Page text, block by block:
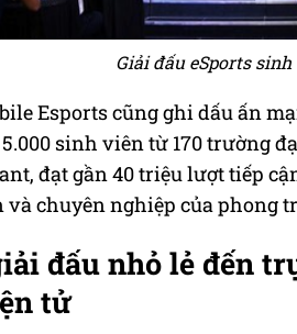
Giải đấu eSports sinh
Esports cũng ghi dấu ấn
sinh viên từ 170 trường
đạt gần 40 triệu lượt tiếp
chuyên nghiệp của phong
đấu nhỏ lẻ đến
tử